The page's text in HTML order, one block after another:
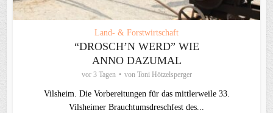
Land- & Forstwirtschaft
“DROSCH’N WERD” WIE
ANNO DAZUMAL
vor 3 Tagen von Toni Hötzelsperger
Vilsheim. Die Vorbereitungen für das mittlerweile 33.
Vilsheimer Brauchtumsdreschfest des...